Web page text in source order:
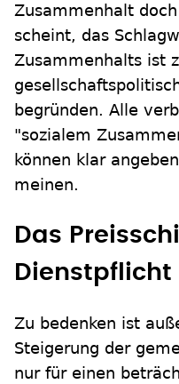
Zusammenhalt
scheint, das
Zusammenhalts ist
begründen. Alle
"sozialem
können klar
meinen.
Das
Dienstpflicht
Zu bedenken ist
Steigerung der
nur für einen